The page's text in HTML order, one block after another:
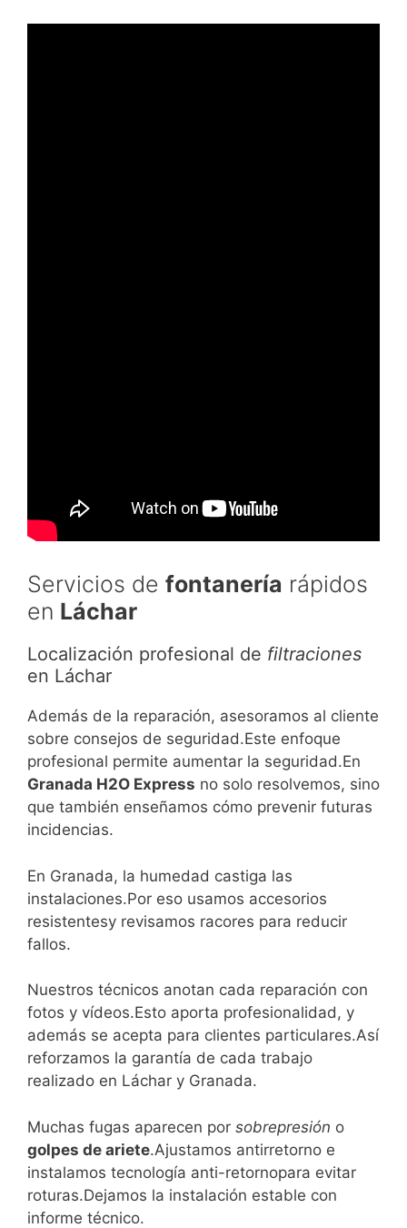
Servicios de fontanería rápidos
en Láchar
Localización profesional de filtraciones
en Láchar
Además de la reparación, asesoramos al cliente
sobre consejos de seguridad.Este enfoque
profesional permite aumentar la seguridad.En
Granada H2O Express no solo resolvemos, sino
que también enseñamos cómo prevenir futuras
incidencias.
En Granada, la humedad castiga las
instalaciones.Por eso usamos accesorios
resistentesy revisamos racores para reducir
fallos.
Nuestros técnicos anotan cada reparación con
fotos y vídeos.Esto aporta profesionalidad, y
además se acepta para clientes particulares.Así
reforzamos la garantía de cada trabajo
realizado en Láchar y Granada.
Muchas fugas aparecen por sobrepresión o
golpes de ariete.Ajustamos antirretorno e
instalamos tecnología anti-retornopara evitar
roturas.Dejamos la instalación estable con
informe técnico.